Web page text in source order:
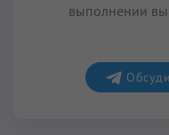
выполнении